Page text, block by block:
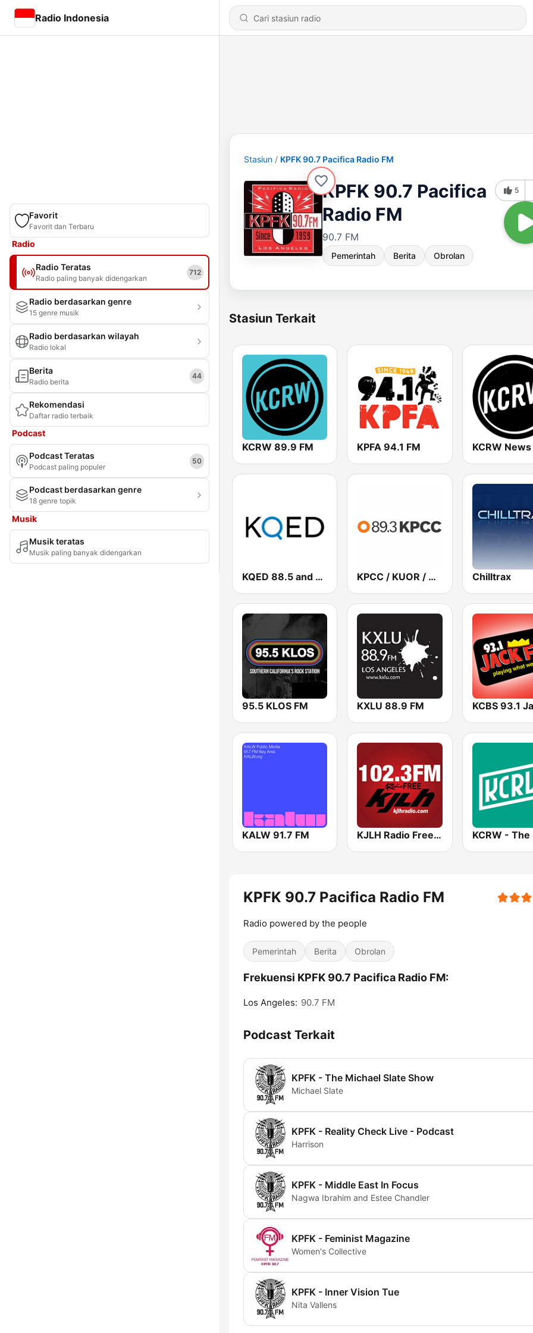
Radio Indonesia
Favorit
Favorit dan Terbaru
Radio
Radio Teratas
Radio paling banyak didengarkan
712
Radio berdasarkan genre
15 genre musik
Radio berdasarkan wilayah
Radio lokal
Berita
Radio berita
44
Rekomendasi
Daftar radio terbaik
Podcast
Podcast Teratas
Podcast paling populer
50
Podcast berdasarkan genre
18 genre topik
Musik
Musik teratas
Musik paling banyak didengarkan
Stasiun KPFK 90.7 Pacifica Radio FM
KPFK 90.7 Pacifica
Radio FM
90.7 FM
Pemerintah Berita Obrolan
5
Stasiun Terkait
KCRW 89.9 FM KPFA 94.1 FM KCRW News
KQED 88.5 and 89.3 FM KPCC / KUOR / KVLA 89.3 FM Chilltrax
95.5 KLOS FM KXLU 88.9 FM
KALW 91.7 FM KJLH Radio Free 102.3 FM
KPFK 90.7 Pacifica Radio FM
Radio powered by the people
Pemerintah Berita Obrolan
Frekuensi KPFK 90.7 Pacifica Radio FM:
Los Angeles: 90.7 FM
Podcast Terkait
KPFK - The Michael Slate Show
Michael Slate
KPFK - Reality Check Live - Podcast
Harrison
KPFK - Middle East In Focus
Nagwa Ibrahim and Estee Chandler
KPFK - Feminist Magazine
Women's Collective
KPFK - Inner Vision Tue
Nita Vallens